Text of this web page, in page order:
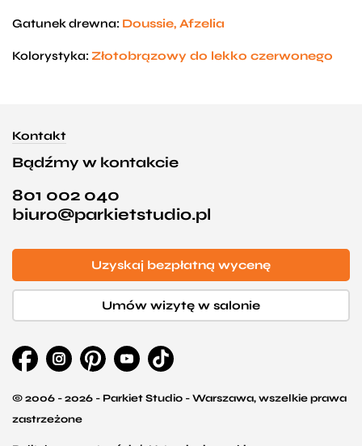
Gatunek drewna: Doussie, Afzelia
Kolorystyka: Złotobrązowy do lekko czerwonego
Kontakt
Bądźmy w kontakcie
801 002 040
biuro@parkietstudio.pl
Uzyskaj bezpłatną wycenę
Umów wizytę w salonie
© 2006 - 2026 - Parkiet Studio - Warszawa, wszelkie prawa
zastrzeżone